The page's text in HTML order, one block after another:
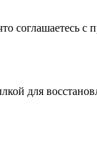
соглашаетесь с
для